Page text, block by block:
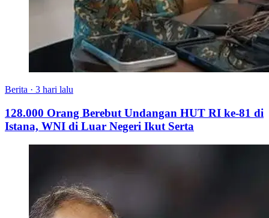
Berita · 3 hari lalu
128.000 Orang Berebut Undangan HUT RI ke-81 di
Istana, WNI di Luar Negeri Ikut Serta